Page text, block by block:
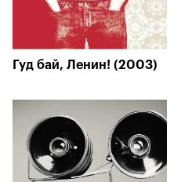
Гуд бай, Ленин! (2003)